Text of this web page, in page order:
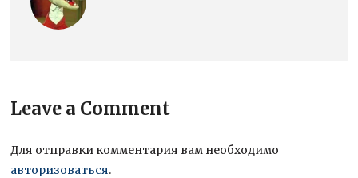
Leave a Comment
Для отправки комментария вам необходимо
авторизоваться.